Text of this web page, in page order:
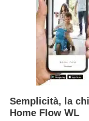
Semplicità, la
Home Flow WL